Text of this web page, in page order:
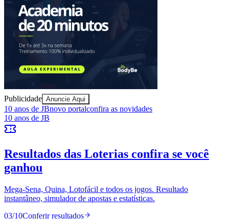
Goiás
Publicidade Anuncie Aqui